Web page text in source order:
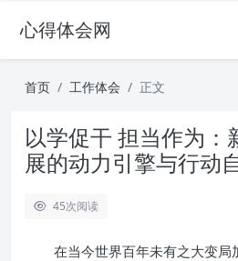
心得体会网
首页 工作体会 正文
以学促干 担当作为：
展的动力引擎与行动
45次阅读
在当今世界百年未有之大变局